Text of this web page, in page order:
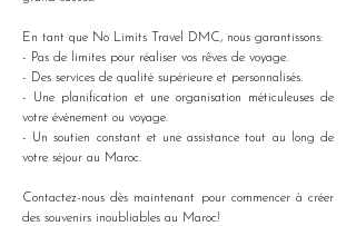
En tant que No Limits Travel DMC, nous garantissons:
- Pas de limites pour réaliser vos rêves de voyage.
- Des services de qualité supérieure et personnalisés.
- Une planification et une organisation méticuleuses de
votre événement ou voyage.
- Un soutien constant et une assistance tout au long de
votre séjour au Maroc.
Contactez-nous dès maintenant pour commencer à créer
des souvenirs inoubliables au Maroc!